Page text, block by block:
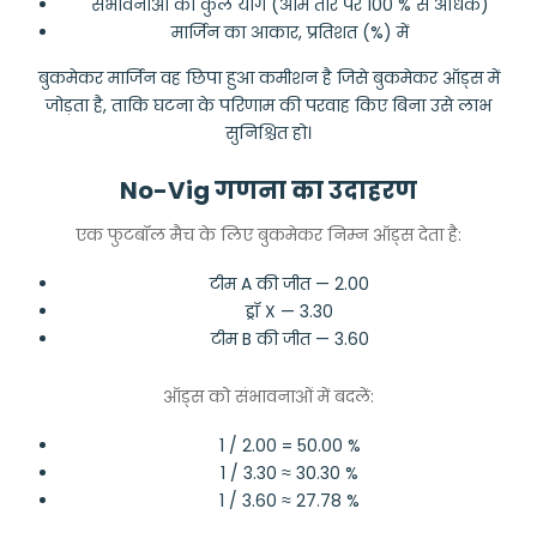
संभावनाओं का कुल योग (आम तौर पर 100 % से अधिक)
मार्जिन का आकार, प्रतिशत (%) में
बुकमेकर मार्जिन वह छिपा हुआ कमीशन है जिसे बुकमेकर ऑड्स में
जोड़ता है, ताकि घटना के परिणाम की परवाह किए बिना उसे लाभ
सुनिश्चित हो।
No-Vig गणना का उदाहरण
एक फुटबॉल मैच के लिए बुकमेकर निम्न ऑड्स देता है:
टीम A की जीत — 2.00
ड्रॉ X — 3.30
टीम B की जीत — 3.60
ऑड्स को संभावनाओं में बदलें:
1 / 2.00 = 50.00 %
1 / 3.30 ≈ 30.30 %
1 / 3.60 ≈ 27.78 %